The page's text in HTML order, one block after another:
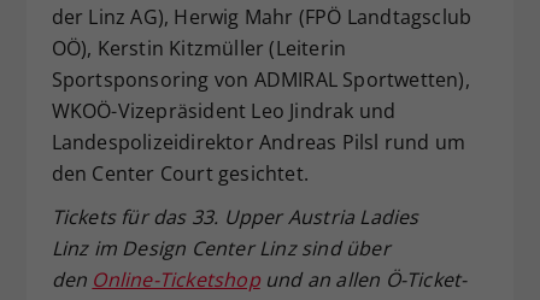
der Linz AG), Herwig Mahr (FPÖ Landtagsclub
OÖ), Kerstin Kitzmüller (Leiterin
Sportsponsoring von ADMIRAL Sportwetten),
WKOÖ-Vizepräsident Leo Jindrak und
Landespolizeidirektor Andreas Pilsl rund um
den Center Court gesichtet.
Tickets für das 33. Upper Austria Ladies
Linz im Design Center Linz sind über
den Online-Ticketshopund an allen Ö-Ticket-